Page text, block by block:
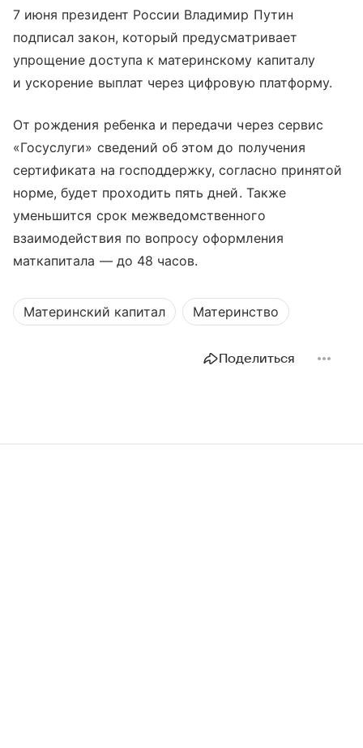
7 июня президент России Владимир Путин
подписал закон, который предусматривает
упрощение доступа к материнскому капиталу
и ускорение выплат через цифровую платформу.
От рождения ребенка и передачи через сервис
«Госуслуги» сведений об этом до получения
сертификата на господдержку, согласно принятой
норме, будет проходить пять дней. Также
уменьшится срок межведомственного
взаимодействия по вопросу оформления
маткапитала — до 48 часов.
Материнский капитал Материнство
Поделиться